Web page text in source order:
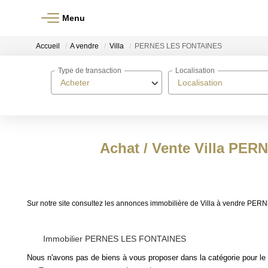
Menu
Accueil A vendre Villa PERNES LES FONTAINES
Acheter
Type de transaction
Localisation
Localisation
Achat / Vente Villa
Sur notre site consultez les annonces immobilière de Villa à vendre
Immobilier PERNES LES FONTAINES
Nous n'avons pas de biens à vous proposer dans la catégorie pour